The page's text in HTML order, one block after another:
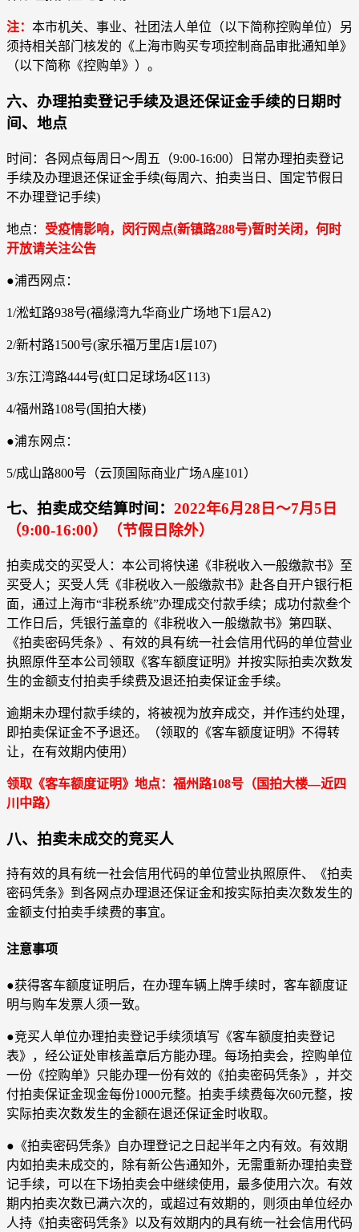
注： 本市机关、事业、社团法人单位（以下简称控购单位）另
须持相关部门核发的《上海市购买专项控制商品审批通知单》
（以下简称《控购单》）。
六、办理拍卖登记手续及退还保证金手续的日期时
间、地点
时间：各网点每周日～周五（9:00-16:00）日常办理拍卖登记
手续及办理退还保证金手续(每周六、拍卖当日、国定节假日
不办理登记手续)
地点： 受疫情影响，闵行网点(新镇路288号)暂时关闭，何时
开放请关注公告
●浦西网点：
1/淞虹路938号(福缘湾九华商业广场地下1层A2)
2/新村路1500号(家乐福万里店1层107)
3/东江湾路444号(虹口足球场4区113)
4/福州路108号(国拍大楼)
●浦东网点：
5/成山路800号（云顶国际商业广场A座101）
七、拍卖成交结算时间： 2022年6月28日～7月5日
（9:00-16:00）（节假日除外）
拍卖成交的买受人：本公司将快递《非税收入一般缴款书》至
买受人；买受人凭《非税收入一般缴款书》赴各自开户银行柜
面，通过上海市“非税系统”办理成交付款手续；成功付款叁个
工作日后，凭银行盖章的《非税收入一般缴款书》第四联、
《拍卖密码凭条》、有效的具有统一社会信用代码的单位营业
执照原件至本公司领取《客车额度证明》并按实际拍卖次数发
生的金额支付拍卖手续费及退还拍卖保证金手续。
逾期未办理付款手续的，将被视为放弃成交，并作违约处理，
即拍卖保证金不予退还。（领取的《客车额度证明》不得转
让，在有效期内使用）
领取《客车额度证明》地点：福州路108号（国拍大楼—近四
川中路）
八、拍卖未成交的竞买人
持有效的具有统一社会信用代码的单位营业执照原件、《拍卖
密码凭条》到各网点办理退还保证金和按实际拍卖次数发生的
金额支付拍卖手续费的事宜。
注意事项
●获得客车额度证明后，在办理车辆上牌手续时，客车额度证
明与购车发票人须一致。
●竞买人单位办理拍卖登记手续须填写《客车额度拍卖登记
表》，经公证处审核盖章后方能办理。每场拍卖会，控购单位
一份《控购单》只能办理一份有效的《拍卖密码凭条》，并交
付拍卖保证金现金每份1000元整。拍卖手续费每次60元整，按
实际拍卖次数发生的金额在退还保证金时收取。
●《拍卖密码凭条》自办理登记之日起半年之内有效。有效期
内如拍卖未成交的，除有新公告通知外，无需重新办理拍卖登
记手续，可以在下场拍卖会中继续使用，最多使用六次。有效
期内拍卖次数已满六次的，或超过有效期的，则须由单位经办
人持《拍卖密码凭条》以及有效期内的具有统一社会信用代码